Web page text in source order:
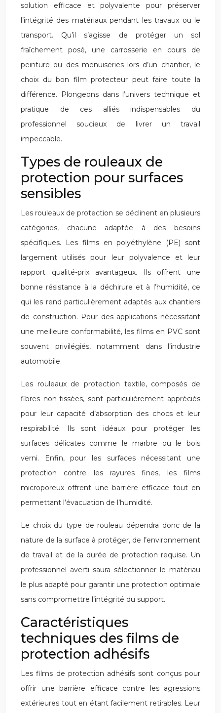
solution efficace et polyvalente pour préserver
l’intégrité des matériaux pendant les travaux ou le
transport. Qu’il s’agisse de protéger un sol
fraîchement posé, une carrosserie en cours de
peinture ou des menuiseries lors d’un chantier, le
choix du bon film protecteur peut faire toute la
différence. Plongeons dans l’univers technique et
pratique de ces alliés indispensables du
professionnel soucieux de livrer un travail
impeccable.
Types de rouleaux de
protection pour surfaces
sensibles
Les rouleaux de protection se déclinent en plusieurs
catégories, chacune adaptée à des besoins
spécifiques. Les films en polyéthylène (PE) sont
largement utilisés pour leur polyvalence et leur
rapport qualité-prix avantageux. Ils offrent une
bonne résistance à la déchirure et à l’humidité, ce
qui les rend particulièrement adaptés aux chantiers
de construction. Pour des applications nécessitant
une meilleure conformabilité, les films en PVC sont
souvent privilégiés, notamment dans l’industrie
automobile.
Les rouleaux de protection textile, composés de
fibres non-tissées, sont particulièrement appréciés
pour leur capacité d’absorption des chocs et leur
respirabilité. Ils sont idéaux pour protéger les
surfaces délicates comme le marbre ou le bois
verni. Enfin, pour les surfaces nécessitant une
protection contre les rayures fines, les films
microporeux offrent une barrière efficace tout en
permettant l’évacuation de l’humidité.
Le choix du type de rouleau dépendra donc de la
nature de la surface à protéger, de l’environnement
de travail et de la durée de protection requise. Un
professionnel averti saura sélectionner le matériau
le plus adapté pour garantir une protection optimale
sans compromettre l’intégrité du support.
Caractéristiques
techniques des films de
protection adhésifs
Les films de protection adhésifs sont conçus pour
offrir une barrière efficace contre les agressions
extérieures tout en étant facilement retirables. Leur